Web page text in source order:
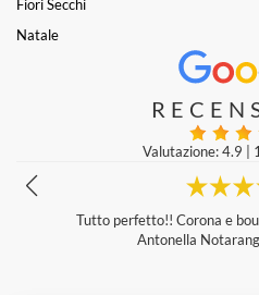
Fiori Secchi
Natale
Valutazione: 4.9
Tutto perfetto!! Corona e
Antonella